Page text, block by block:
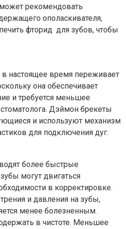
рекомендовать
ополаскивателя,
фторид для зубов, чтобы
время переживает
она обеспечивает
и требуется меньшее
Дэймон брекеты
и используют механизм
для подключения дуг.
более быстрые
могут двигаться
в корректировке.
и давления на зубы,
менее болезненным.
в чистоте. Меньшее